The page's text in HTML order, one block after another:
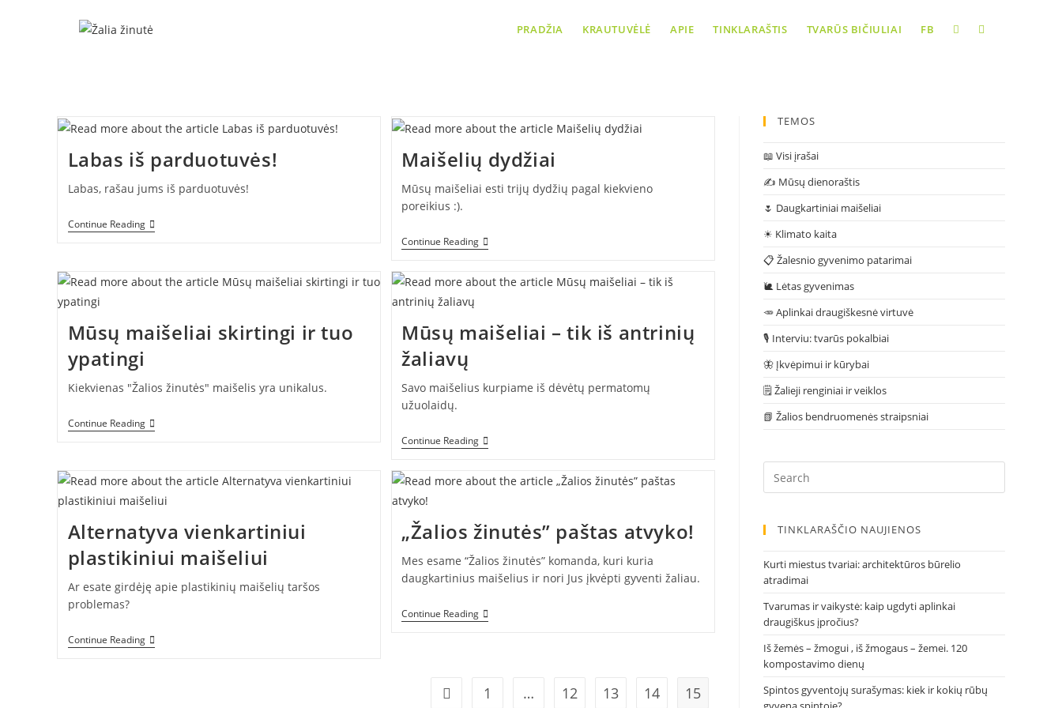
PRADŽIA KRAUTUVĖLĖ APIE TINKLARAŠTIS TVARŪS BIČIULIAI FB Toggle
Labas iš parduotuvės!
Labas, rašau jums iš parduotuvės!
Continue ReadingLabas
Iš
Maišelių dydžiai
Mūsų maišeliai esti trijų dydžių pagal kiekvieno
poreikius :).
Continue ReadingMaišelių
Dydžiai
Mūsų maišeliai skirtingi ir tuo
ypatingi
Kiekvienas "Žalios žinutės" maišelis yra unikalus.
Continue ReadingMūsų
Maišeliai
Ypatingi
Mūsų maišeliai – tik iš antrinių
žaliavų
Savo maišelius kurpiame iš dėvėtų permatomų
užuolaidų.
Continue ReadingMūsų
Maišeliai
Tik
Alternatyva vienkartiniui
plastikiniui maišeliui
Ar esate girdėję apie plastikinių maišelių taršos
problemas?
Continue ReadingAlternatyva
Vienkartiniui
„Žalios žinutės” paštas atvyko!
Mes esame “Žalios žinutės” komanda, kuri kuria
daugkartinius maišelius ir nori Jus įkvėpti gyventi žaliau.
Continue Reading„Žalios
Žinutės”
Go to the previous page
1 … 12 13 14 15
TEMOS
📖 Visi įrašai
✍ Mūsų dienoraštis
🌷 Daugkartiniai maišeliai
☀ Klimato kaita
📋 Žalesnio gyvenimo patarimai
🐌 Lėtas gyvenimas
🥕 Aplinkai draugiškesnė virtuvė
🎙 Interviu: tvarūs pokalbiai
🦋 Įkvėpimui ir kūrybai
🗒 Žalieji renginiai ir veiklos
📗 Žalios bendruomenės straipsniai
TINKLARAŠČIO NAUJIENOS
Kurti miestus tvariai: architektūros būrelio
atradimai
Tvarumas ir vaikystė: kaip ugdyti aplinkai
draugiškus įpročius?
Iš žemės – žmogui , iš žmogaus – žemei. 120
kompostavimo dienų
Spintos gyventojų surašymas: kiek ir kokių rūbų